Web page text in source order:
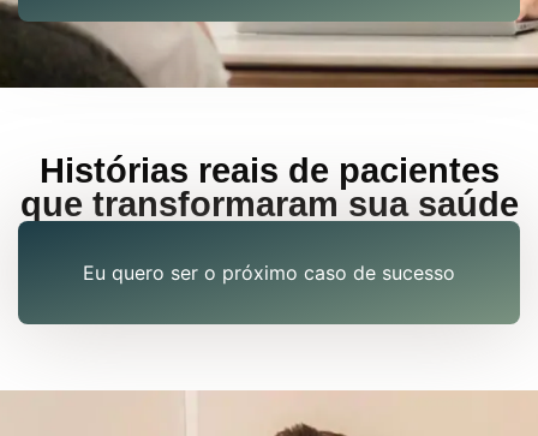
Histórias reais de pacientes
que transformaram sua saúde
Eu quero ser o próximo caso de sucesso